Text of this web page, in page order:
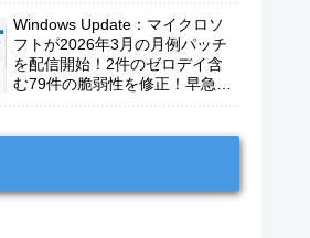
Windows Update：マイクロソ
フトが2026年3月の月例パッチ
を配信開始！2件のゼロデイ含
む79件の脆弱性を修正！早急に